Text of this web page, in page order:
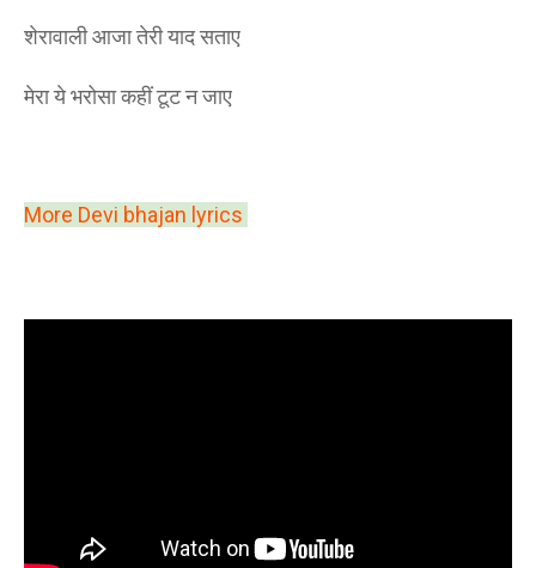
शेरावाली आजा तेरी याद सताए
मेरा ये भरोसा कहीं टूट न जाए
More Devi bhajan lyrics